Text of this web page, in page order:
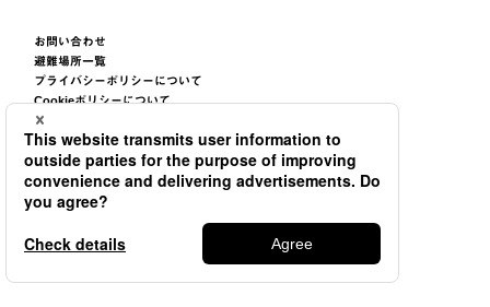
お問い合わせ
避難場所一覧
プライバシーポリシーについて
Cookieポリシーについて
サイトご利用条件について
サイトマップ
TSUNEISHI GROUP CORPORATION.